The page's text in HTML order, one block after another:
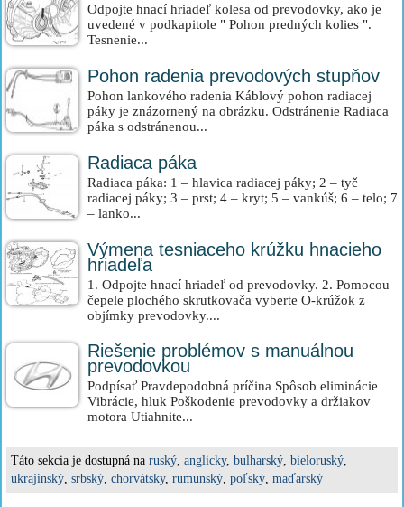
Odpojte hnací hriadeľ kolesa od prevodovky, ako je
uvedené v podkapitole " Pohon predných kolies ".
Tesnenie...
Pohon radenia prevodových stupňov
Pohon lankového radenia Káblový pohon radiacej
páky je znázornený na obrázku. Odstránenie Radiaca
páka s odstránenou...
Radiaca páka
Radiaca páka: 1 – hlavica radiacej páky; 2 – tyč
radiacej páky; 3 – prst; 4 – kryt; 5 – vankúš; 6 – telo; 7
– lanko...
Výmena tesniaceho krúžku hnacieho
hriadeľa
1. Odpojte hnací hriadeľ od prevodovky. 2. Pomocou
čepele plochého skrutkovača vyberte O-krúžok z
objímky prevodovky....
Riešenie problémov s manuálnou
prevodovkou
Podpísať Pravdepodobná príčina Spôsob eliminácie
Vibrácie, hluk Poškodenie prevodovky a držiakov
motora Utiahnite...
Táto sekcia je dostupná na ruský, anglicky, bulharský, bieloruský,
ukrajinský, srbský, chorvátsky, rumunský, poľský, maďarský